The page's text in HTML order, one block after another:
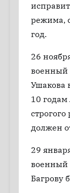
режима,
год.
26
военный
Ушакова
10
должен
29
военный
Багрову